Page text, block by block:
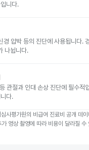
니다.
경 압박 등의 진단에 사용됩니다.
나뉩니다.
관절과 인대 손상 진단에 필수적
다.
사평가원의 비급여 진료비 공개 데이
영상 촬영에 따라 비용이 달라질 수